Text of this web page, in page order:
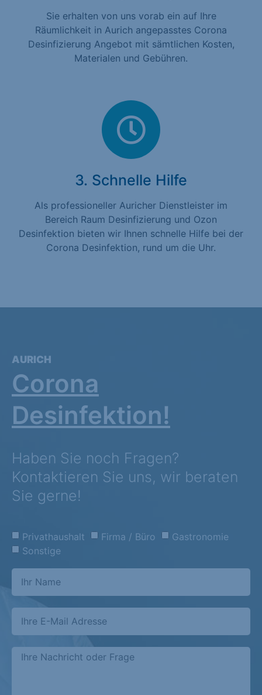
Sie erhalten von uns vorab ein auf Ihre
Räumlichkeit in Aurich angepasstes Corona
Desinfizierung Angebot mit sämtlichen Kosten,
Materialen und Gebühren.
3. Schnelle Hilfe
Als professioneller Auricher Dienstleister im
Bereich Raum Desinfizierung und Ozon
Desinfektion bieten wir Ihnen schnelle Hilfe bei der
Corona Desinfektion, rund um die Uhr.
AURICH
Corona
Desinfektion!
Haben Sie noch Fragen?
Kontaktieren Sie uns, wir beraten
Sie gerne!
Privathaushalt Firma / Büro
Gastronomie
Sonstige